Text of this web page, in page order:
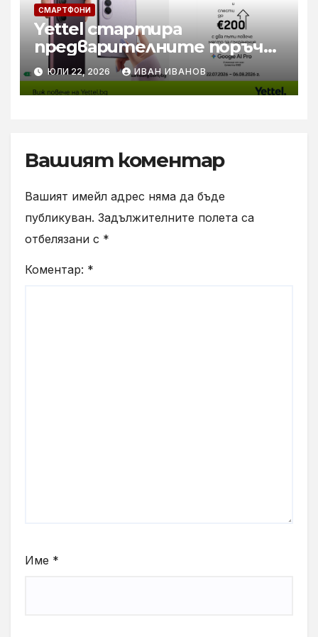
СМАРТФОНИ
Yettel стартира
предварителните поръчки
за новите Samsung Galaxy Z
Flip8, Fold8 и Fold8 Ultra
ЮЛИ 22, 2026 ИВАН ИВАНОВ
Вашият коментар
Вашият имейл адрес няма да бъде
публикуван. Задължителните полета са
отбелязани с *
Коментар: *
Име *